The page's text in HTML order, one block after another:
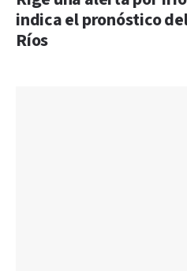
indica el pronóstico
Ríos